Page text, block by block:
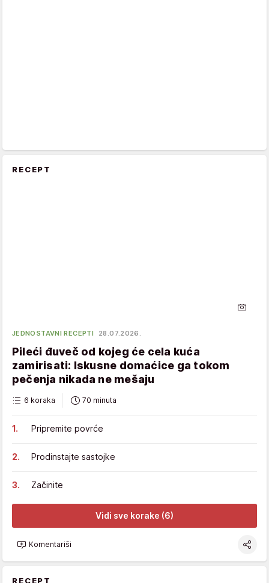
RECEPT
JEDNOSTAVNI RECEPTI 28.07.2026.
Pileći đuveč od kojeg će cela kuća
zamirisati: Iskusne domaćice ga tokom
pečenja nikada ne mešaju
6 koraka 70 minuta
Pripremite povrće
Prodinstajte sastojke
Začinite
Vidi sve korake (6)
Komentariši
RECEPT